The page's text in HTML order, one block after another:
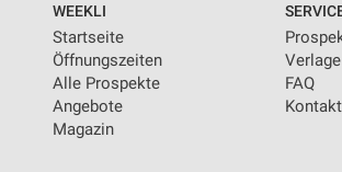
WEEKLI
Startseite
Öffnungszeiten
Alle Prospekte
Angebote
Magazin
Verlage
FAQ
Kontakt